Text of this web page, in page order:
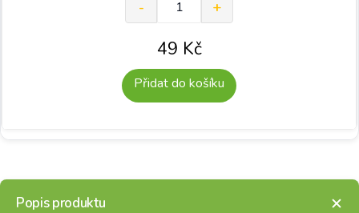
49 Kč
Přidat do košíku
Popis produktu